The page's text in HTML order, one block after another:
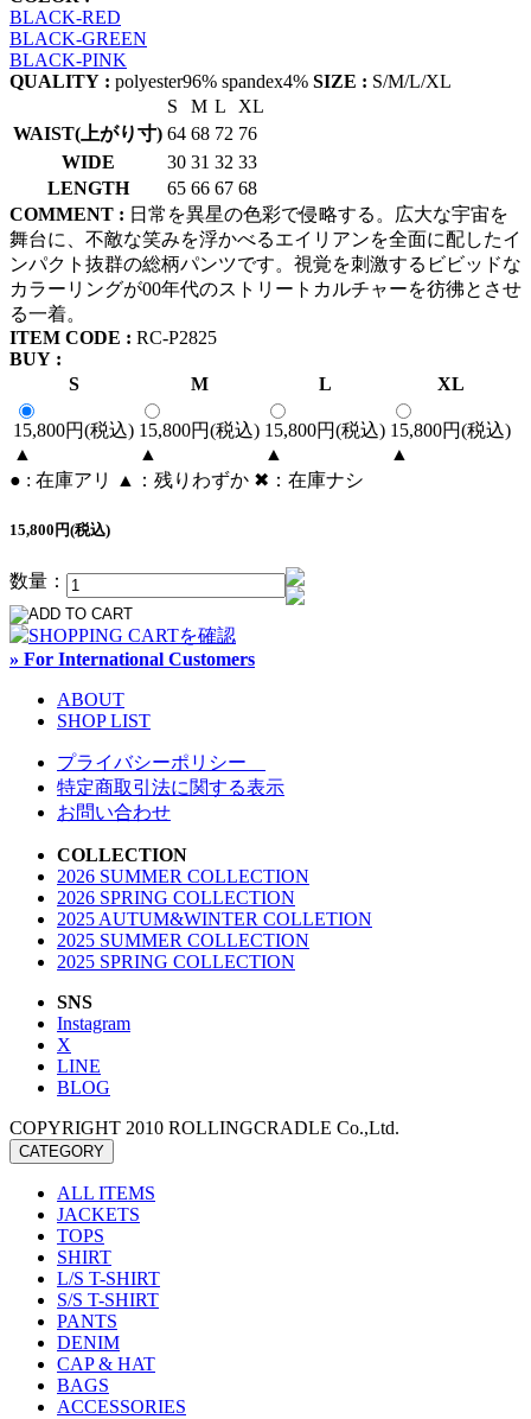
BLACK-RED
BLACK-GREEN
BLACK-PINK
QUALITY : polyester96% spandex4% SIZE : S/M/L/XL
S
M L
XL
WAIST(上がり寸) 64 68 72 76
WIDE
30 31 32 33
LENGTH
65 66 67 68
COMMENT : 日常を異星の色彩で侵略する。広大な宇宙を
舞台に、不敵な笑みを浮かべるエイリアンを全面に配したイ
ンパクト抜群の総柄パンツです。視覚を刺激するビビッドな
カラーリングが00年代のストリートカルチャーを彷彿とさせ
る一着。
ITEM CODE : RC-P2825
BUY :
S
M L XL
15,800円(税込)
▲
15,800円(税込)
▲
15,800円(税込)
▲
15,800円(税込)
▲
● : 在庫アリ ▲：残りわずか ✖︎：在庫ナシ
15,800円(税込)
数量：
» For International Customers
ABOUT
SHOP LIST
プライバシーポリシー
特定商取引法に関する表示
お問い合わせ
COLLECTION
2026 SUMMER COLLECTION
2026 SPRING COLLECTION
2025 AUTUM&WINTER COLLETION
2025 SUMMER COLLECTION
2025 SPRING COLLECTION
SNS
Instagram
X
LINE
BLOG
COPYRIGHT 2010 ROLLINGCRADLE Co.,Ltd.
CATEGORY
ALL ITEMS
JACKETS
TOPS
SHIRT
L/S T-SHIRT
S/S T-SHIRT
PANTS
DENIM
CAP & HAT
BAGS
ACCESSORIES